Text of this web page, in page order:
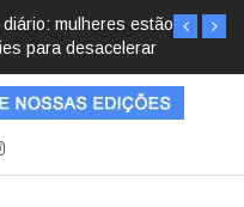
mulheres estão
para desacelerar